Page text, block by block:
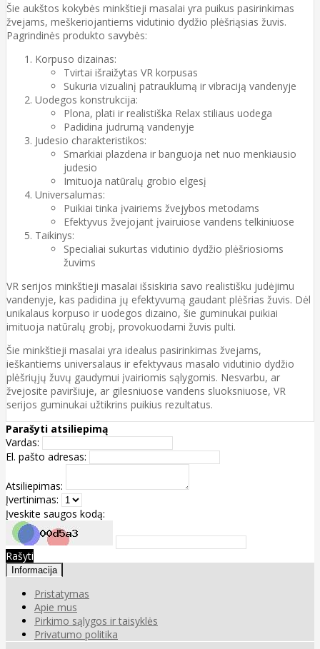
Šie aukštos kokybės minkštieji masalai yra puikus pasirinkimas
žvejams, meškeriojantiems vidutinio dydžio plėšriąsias žuvis.
Pagrindinės produkto savybės:
Korpuso dizainas:
Tvirtai išraižytas VR korpusas
Sukuria vizualinį patrauklumą ir vibraciją vandenyje
Uodegos konstrukcija:
Plona, plati ir realistiška Relax stiliaus uodega
Padidina judrumą vandenyje
Judesio charakteristikos:
Smarkiai plazdena ir banguoja net nuo menkiausio
judesio
Imituoja natūralų grobio elgesį
Universalumas:
Puikiai tinka įvairiems žvejybos metodams
Efektyvus žvejojant įvairuiose vandens telkiniuose
Taikinys:
Specialiai sukurtas vidutinio dydžio plėšriosioms
žuvims
VR serijos minkštieji masalai išsiskiria savo realistišku judėjimu
vandenyje, kas padidina jų efektyvumą gaudant plėšrias žuvis. Dėl
unikalaus korpuso ir uodegos dizaino, šie guminukai puikiai
imituoja natūralų grobį, provokuodami žuvis pulti.
Šie minkštieji masalai yra idealus pasirinkimas žvejams,
ieškantiems universalaus ir efektyvaus masalo vidutinio dydžio
plėšriųjų žuvų gaudymui įvairiomis sąlygomis. Nesvarbu, ar
žvejosite paviršiuje, ar gilesniuose vandens sluoksniuose, VR
serijos guminukai užtikrins puikius rezultatus.
Parašyti atsiliepimą
Vardas:
El. pašto adresas:
Atsiliepimas:
Įvertinimas:
Įveskite saugos kodą:
Rašyti
Informacija
Pristatymas
Apie mus
Pirkimo sąlygos ir taisyklės
Privatumo politika